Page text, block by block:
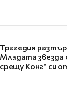
Трагедия
Младата звезда
срещу Конг“ си